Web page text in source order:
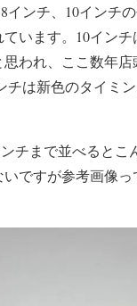
インチ、10インチ
います。10イン
思われ、ここ数年
チは新色のタイミ
チまで並べるとこ
ですが参考画像っ